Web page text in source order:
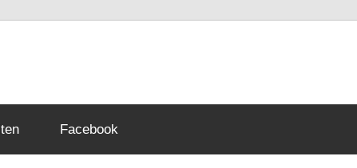
Facebook